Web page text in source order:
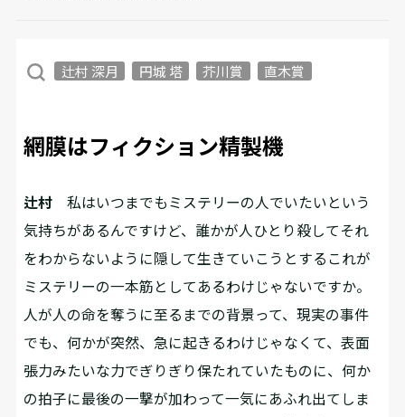
辻村 深月 円城 塔 芥川賞 直木賞
網膜はフィクション精製機
辻村 私はいつまでもミステリーの人でいたいという
気持ちがあるんですけど、誰かが人ひとり殺してそれ
をわからないように隠して生きていこうとするこれが
ミステリーの一本筋としてあるわけじゃないですか。
人が人の命を奪うに至るまでの背景って、現実の事件
でも、何かが突然、急に起きるわけじゃなくて、表面
張力みたいな力でぎりぎり保たれていたものに、何か
の拍子に最後の一撃が加わって一気にあふれ出てしま